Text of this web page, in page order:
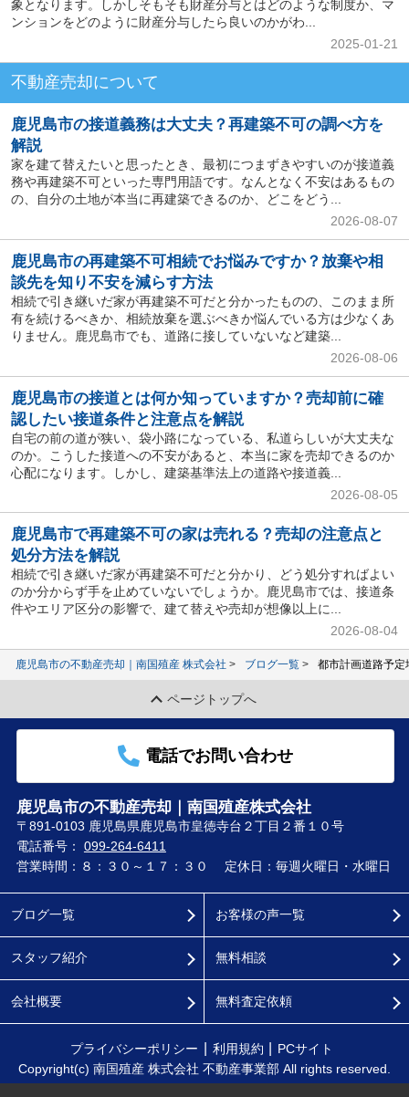
象となります。しかしそもそも財産分与とはどのような制度か、マ
ンションをどのように財産分与したら良いのかがわ...
2025-01-21
不動産売却について
鹿児島市の接道義務は大丈夫？再建築不可の調べ方を
解説
家を建て替えたいと思ったとき、最初につまずきやすいのが接道義
務や再建築不可といった専門用語です。なんとなく不安はあるもの
の、自分の土地が本当に再建築できるのか、どこをどう...
2026-08-07
鹿児島市の再建築不可相続でお悩みですか？放棄や相
談先を知り不安を減らす方法
相続で引き継いだ家が再建築不可だと分かったものの、このまま所
有を続けるべきか、相続放棄を選ぶべきか悩んでいる方は少なくあ
りません。鹿児島市でも、道路に接していないなど建築...
2026-08-06
鹿児島市の接道とは何か知っていますか？売却前に確
認したい接道条件と注意点を解説
自宅の前の道が狭い、袋小路になっている、私道らしいが大丈夫な
のか。こうした接道への不安があると、本当に家を売却できるのか
心配になります。しかし、建築基準法上の道路や接道義...
2026-08-05
鹿児島市で再建築不可の家は売れる？売却の注意点と
処分方法を解説
相続で引き継いだ家が再建築不可だと分かり、どう処分すればよい
のか分からず手を止めていないでしょうか。鹿児島市では、接道条
件やエリア区分の影響で、建て替えや売却が想像以上に...
2026-08-04
鹿児島市の不動産売却｜南国殖産 株式会社 ブログ一覧 都市計画道路予
ページトップへ
電話でお問い合わせ
鹿児島市の不動産売却｜南国殖産株式会社
〒891-0103 鹿児島県鹿児島市皇徳寺台２丁目２番１０号
電話番号： 099-264-6411
営業時間：８：３０～１７：３０
定休日：毎週火曜日・水曜日
ブログ一覧
スタッフ紹介
会社概要
お客様の声一覧
無料相談
無料査定依頼
プライバシーポリシー 利用規約
PCサイト
Copyright(c) 南国殖産 株式会社 不動産事業部 All rights reserved.